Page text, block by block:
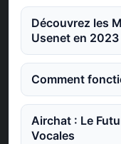
Découvrez les
Usenet en 2023
Comment
Airchat : Le
Vocales